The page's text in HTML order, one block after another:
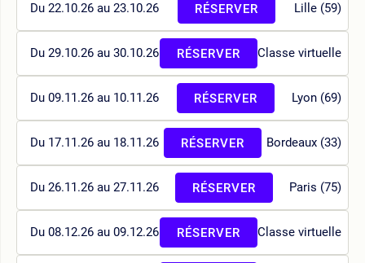
Du 22.10.26 au 23.10.26 Lille (59)
RÉSERVER
Du 29.10.26 au 30.10.26 Classe virtuelle
RÉSERVER
Du 09.11.26 au 10.11.26 Lyon (69)
RÉSERVER
Du 17.11.26 au 18.11.26 Bordeaux (33)
RÉSERVER
Du 26.11.26 au 27.11.26 Paris (75)
RÉSERVER
Du 08.12.26 au 09.12.26 Classe virtuelle
RÉSERVER